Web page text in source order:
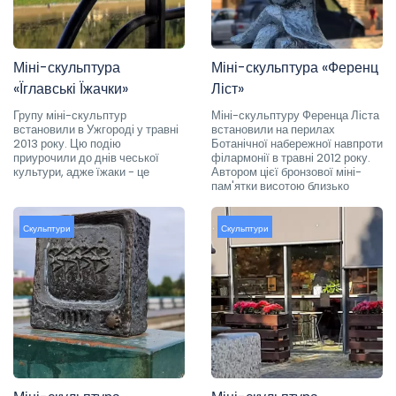
Міні-скульптура
«Їглавські Їжачки»
Групу міні-скульптур
встановили в Ужгороді у травні
2013 року. Цю подію
приурочили до днів чеської
культури, адже їжаки - це
Міні-скульптура «Ференц
Ліст»
Міні-скульптуру Ференца Ліста
встановили на перилах
Ботанічної набережної навпроти
філармонії в травні 2012 року.
Автором цієї бронзової міні-
пам'ятки висотою близько
Скульптури Скульптури